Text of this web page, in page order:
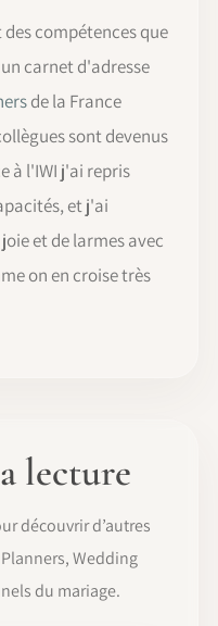
compétences que
carnet d'adresse
de la France
sont devenus
à l'IWI j'ai repris
et j'ai
et de larmes avec
on en croise très
lecture
découvrir d’autres
Wedding
du mariage.